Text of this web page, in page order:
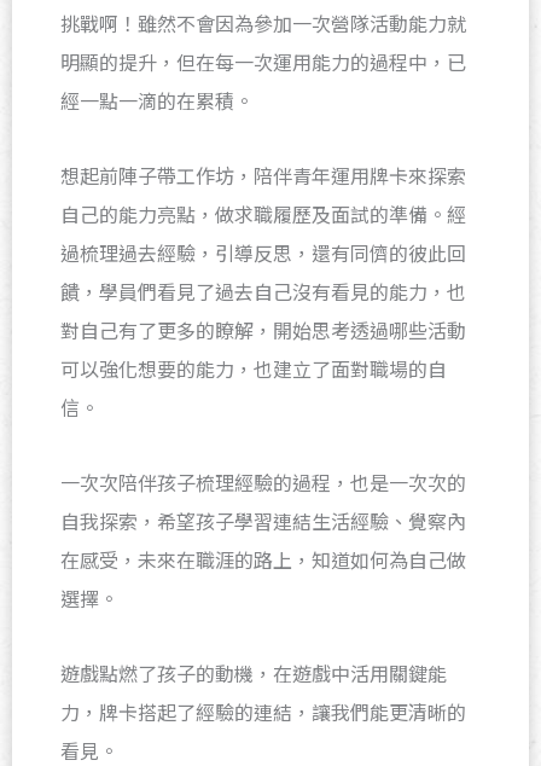
挑戰啊！雖然不會因為參加一次營隊活動能力就
明顯的提升，但在每一次運用能力的過程中，已
經一點一滴的在累積。
想起前陣子帶工作坊，陪伴青年運用牌卡來探索
自己的能力亮點，做求職履歷及面試的準備。經
過梳理過去經驗，引導反思，還有同儕的彼此回
饋，學員們看見了過去自己沒有看見的能力，也
對自己有了更多的瞭解，開始思考透過哪些活動
可以強化想要的能力，也建立了面對職場的自
信。
一次次陪伴孩子梳理經驗的過程，也是一次次的
自我探索，希望孩子學習連結生活經驗、覺察內
在感受，未來在職涯的路上，知道如何為自己做
選擇。
遊戲點燃了孩子的動機，在遊戲中活用關鍵能
力，牌卡搭起了經驗的連結，讓我們能更清晰的
看見。